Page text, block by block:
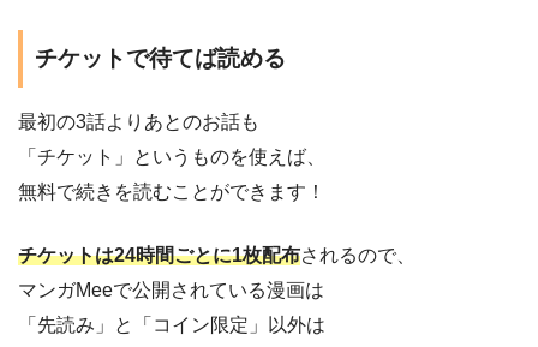
チケットで待てば読める
最初の3話よりあとのお話も
「チケット」というものを使えば、
無料で続きを読むことができます！
チケットは24時間ごとに1枚配布されるので、
マンガMeeで公開されている漫画は
「先読み」と「コイン限定」以外は